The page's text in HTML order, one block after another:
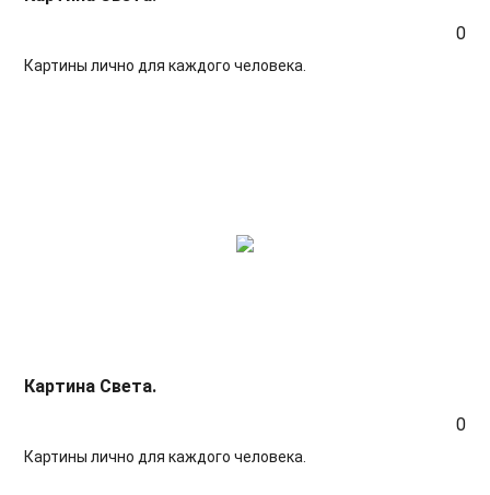
0
Картины лично для каждого человека.
Картина Света.
0
Картины лично для каждого человека.